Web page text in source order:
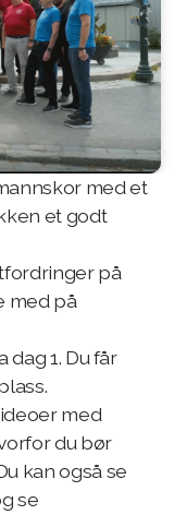
med et
et godt
på
med på
1. Du får
med
du bør
kan også se
se